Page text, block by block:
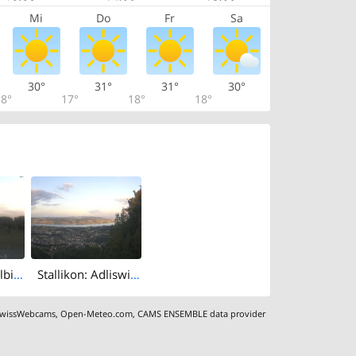
Mi Do Fr Sa
30°
17°
31°
18°
31°
18°
30°
Langnau am Albis › South: Albis Pass - Schlittenhang mit Verpflegungsmöglichkeit - Albisstrasse Stallikon: Adliswil - Zollikon - Küsnacht - Erlenbach - Zurich - Herrliberg - Horgen - Zürichsee
,Open-Meteo.com,CAMS ENSEMBLE data provider